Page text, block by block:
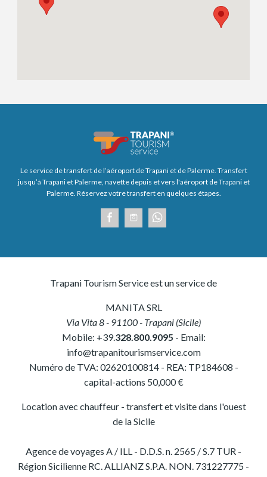
Le service de transfert de l’aéroport de Trapani et de Palerme. Transfert
jusqu’à Trapani et Palerme, navette depuis et vers l'aéroport de Trapani et
Palerme. Réservez votre transfert en quelques étapes.
Trapani Tourism Service est un service de
MANITA SRL
Via Vita 8- 91100- Trapani (Sicile)
Mobile: +39.328.800.9095 - Email:
info@trapanitourismservice.com
Numéro de TVA: 02620100814- REA: TP184608 -
capital-actions 50,000 €
Location avec chauffeur - transfert et visite dans l'ouest
de la Sicile
Agence de voyages A / ILL - D.D.S. n. 2565 / S.7 TUR -
Région Sicilienne RC. ALLIANZ S.P.A. NON. 731227775 -